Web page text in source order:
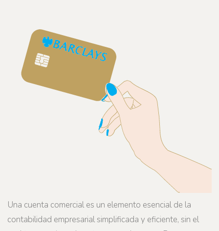
Una cuenta comercial es un elemento esencial de la
contabilidad empresarial simplificada y eficiente, sin el